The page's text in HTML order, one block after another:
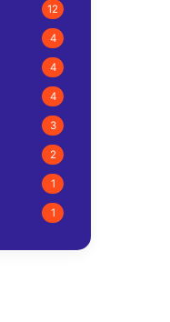
12
4
4
4
3
2
1
1